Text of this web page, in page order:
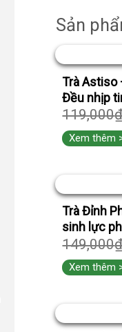
Sản
Trà Astiso
Đều nhịp
119,000
Xem thêm
Trà Đỉnh
sinh lực
149,000
Xem thêm